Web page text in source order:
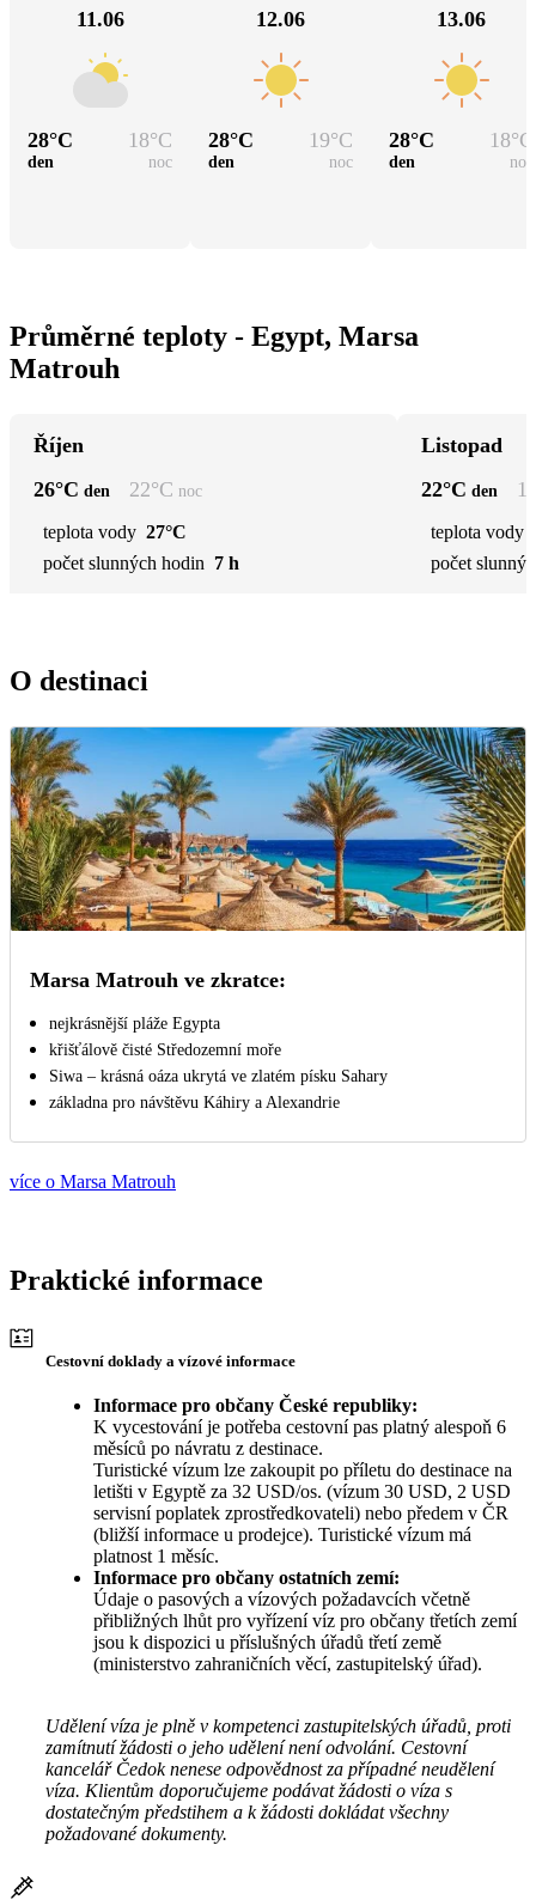
11.06
28°C 18°C
den noc
12.06
28°C 19°C
den noc
13.06
28°C 18°C
den noc
Průměrné teploty - Egypt, Marsa
Matrouh
Říjen
26°C den 22°C noc
teplota vody 27°C
počet slunných hodin 7 h
Listopad
22°C den
teplota vody
počet
O destinaci
Marsa Matrouh ve zkratce:
nejkrásnější pláže Egypta
křišťálově čisté Středozemní moře
Siwa – krásná oáza ukrytá ve zlatém písku Sahary
základna pro návštěvu Káhiry a Alexandrie
více o Marsa Matrouh
Praktické informace
Cestovní doklady a vízové informace
Informace pro občany České republiky:
K vycestování je potřeba cestovní pas platný alespoň 6
měsíců po návratu z destinace.
Turistické vízum lze zakoupit po příletu do destinace na
letišti v Egyptě za 32 USD/os. (vízum 30 USD, 2 USD
servisní poplatek zprostředkovateli) nebo předem v ČR
(bližší informace u prodejce). Turistické vízum má
platnost 1 měsíc.
Informace pro občany ostatních zemí:
Údaje o pasových a vízových požadavcích včetně
přibližných lhůt pro vyřízení víz pro občany třetích zemí
jsou k dispozici u příslušných úřadů třetí země
(ministerstvo zahraničních věcí, zastupitelský úřad).
Udělení víza je plně v kompetenci zastupitelských úřadů, proti
zamítnutí žádosti o jeho udělení není odvolání. Cestovní
kancelář Čedok nenese odpovědnost za případné neudělení
víza. Klientům doporučujeme podávat žádosti o víza s
dostatečným předstihem a k žádosti dokládat všechny
požadované dokumenty.